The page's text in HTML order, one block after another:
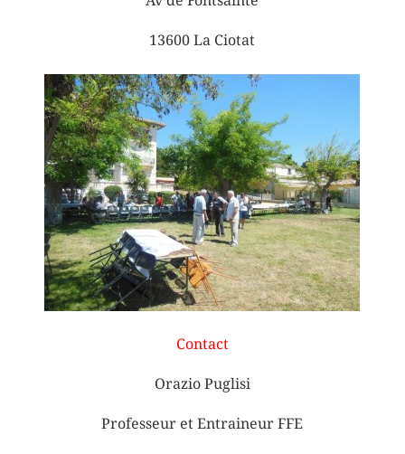
13600 La Ciotat
Contact
Orazio Puglisi
Professeur et Entraineur FFE